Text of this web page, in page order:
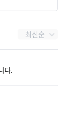
최신순
다.